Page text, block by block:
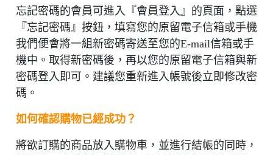
忘記密碼的會員可進入『會員登入』的頁面，點選
『忘記密碼』按鈕，填寫您的原留電子信箱或手機
我們便會將一組新密碼寄送至您的E-mail信箱或手
機中。取得新密碼後，再以您的原留電子信箱與新
密碼登入即可。建議您重新進入帳號後立即修改密
碼。
如何確認購物已經成功？
將欲訂購的商品放入購物車，並進行結帳的同時，